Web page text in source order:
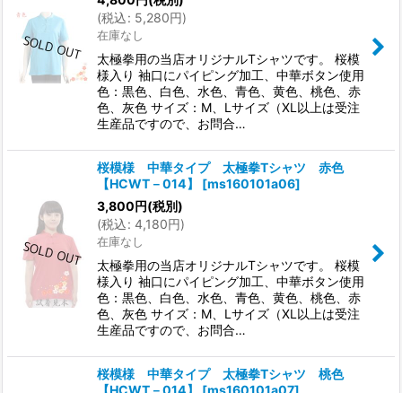
(税込: 5,280円)
在庫なし
太極拳用の当店オリジナルTシャツです。 桜模
様入り 袖口にパイピング加工、中華ボタン使用
色：黒色、白色、水色、青色、黄色、桃色、赤
色、灰色 サイズ：M、Lサイズ（XL以上は受注
生産品ですので、お問合…
桜模様 中華タイプ 太極拳Tシャツ 赤色
【HCWT－014】
[ms160101a06]
3,800円(税別)
(税込: 4,180円)
在庫なし
太極拳用の当店オリジナルTシャツです。 桜模
様入り 袖口にパイピング加工、中華ボタン使用
色：黒色、白色、水色、青色、黄色、桃色、赤
色、灰色 サイズ：M、Lサイズ（XL以上は受注
生産品ですので、お問合…
桜模様 中華タイプ 太極拳Tシャツ 桃色
【HCWT－014】
[ms160101a07]